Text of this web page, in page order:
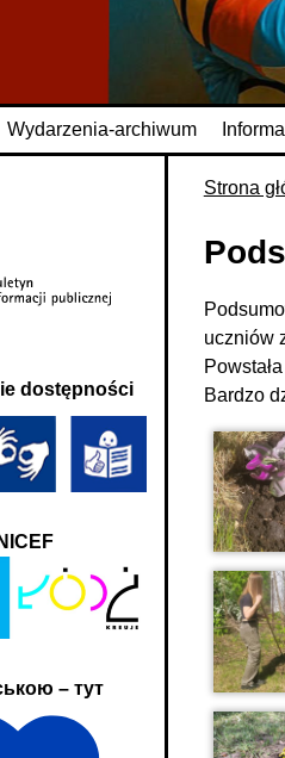
Wydarzenia-archiwum
Strona
uczniów
Bardzo
dostępności
– тут